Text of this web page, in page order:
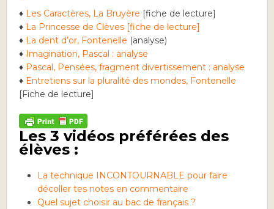
♦ Les Caractères, La Bruyère [fiche de lecture]
♦ La Princesse de Clèves [fiche de lecture]
♦ La dent d’or, Fontenelle (analyse)
♦ Imagination, Pascal : analyse
♦ Pascal, Pensées, fragment divertissement : analyse
♦ Entretiens sur la pluralité des mondes, Fontenelle
[Fiche de lecture]
Les 3 vidéos préférées des
élèves :
La technique INCONTOURNABLE pour faire
décoller tes notes en commentaire
Quel sujet choisir au bac de français ?